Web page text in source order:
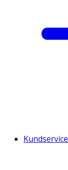
Kundservice